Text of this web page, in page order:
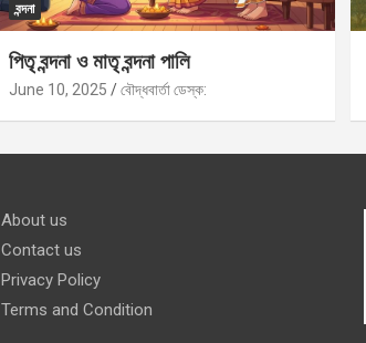
বন্দনা
পিতৃ বন্দনা ও মাতৃ বন্দনা পালি
June 10, 2025 বৌদ্ধবার্তা ডেস্ক:
About us
Contact us
Privacy Policy
Terms and Condition